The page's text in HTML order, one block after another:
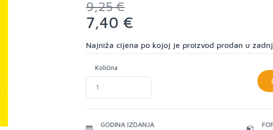
9,25 €
7,40 €
Najniža cijena po kojoj je proizvod prodan u
Količina
GODINA IZDANJA